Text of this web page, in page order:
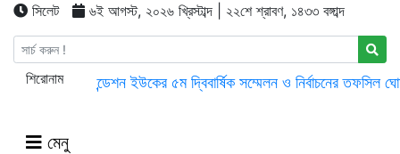
সিলেট ৬ই আগস্ট, ২০২৬ খ্রিস্টাব্দ | ২২শে শ্রাবণ, ১৪৩৩ বঙ্গাব্দ
শিরোনাম
ইউনিয়ন ফাউন্ডেশন ইউকের ৫ম দ্বিবার্ষিক সম্মেলন ও নির্বাচনের তফসিল
এসে মার্কিন দূতের ভারতের রাষ্ট্রদূতের সঙ্গে বৈঠক কাম্য নয় বললেন
মেনু